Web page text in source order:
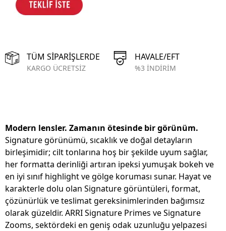
TÜM SİPARİŞLERDE
KARGO ÜCRETSİZ
HAVALE/EFT
%3 İNDİRİM
Modern lensler. Zamanın ötesinde bir görünüm.
Signature görünümü, sıcaklık ve doğal detayların
birleşimidir; cilt tonlarına hoş bir şekilde uyum sağlar,
her formatta derinliği artıran ipeksi yumuşak bokeh ve
en iyi sınıf highlight ve gölge koruması sunar. Hayat ve
karakterle dolu olan Signature görüntüleri, format,
çözünürlük ve teslimat gereksinimlerinden bağımsız
olarak güzeldir. ARRI Signature Primes ve Signature
Zooms, sektördeki en geniş odak uzunluğu yelpazesi